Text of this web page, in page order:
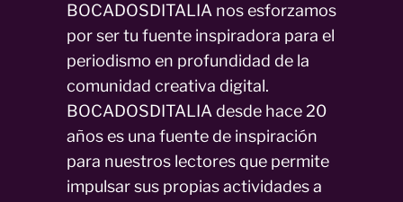
BOCADOSDITALIA nos esforzamos
por ser tu fuente inspiradora para el
periodismo en profundidad de la
comunidad creativa digital.
BOCADOSDITALIA desde hace 20
años es una fuente de inspiración
para nuestros lectores que permite
impulsar sus propias actividades a